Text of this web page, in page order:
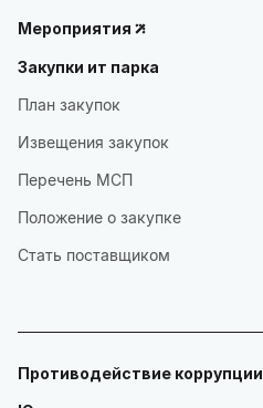
Мероприятия
Закупки ит парка
План закупок
Извещения закупок
Перечень МСП
Положение о закупке
Стать поставщиком
Противодействие коррупции